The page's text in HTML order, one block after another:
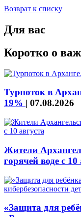
Возврат к списку
Для вас
Коротко о
Турпоток в
19% | 07.08.2026
Жители
горячей воде с 10
«Защита для